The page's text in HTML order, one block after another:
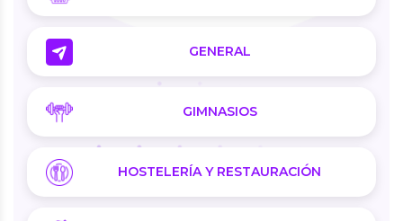
GENERAL
GIMNASIOS
HOSTELERÍA Y RESTAURACIÓN